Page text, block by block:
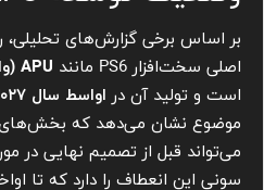
بر اساس برخی گزارش‌های
اصلی سخت‌افزار PS6 مانند
APU (واحد پردازش اصلی)
است و تولید آن در اواسط سال ۲۰۲۷
موضوع نشان می‌دهد که بخش‌های
می‌تواند قبل از تصمیم نهایی در